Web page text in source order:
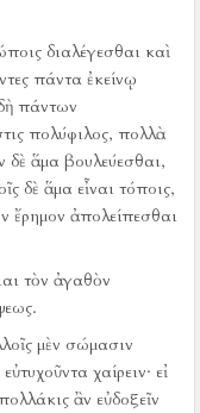
διαλέγεσθαι καὶ
πάντα ἐκείνῳ
πάντων
πολύφιλος, πολλὰ
δὲ ἅμα βουλεύεσθαι,
δὲ ἅμα εἶναι τόποις,
ἔρημον ἀπολείπεσθαι
τὸν ἀγαθὸν
μὲν σώμασιν
χαίρειν· εἰ
ἂν εὐδοξεῖν